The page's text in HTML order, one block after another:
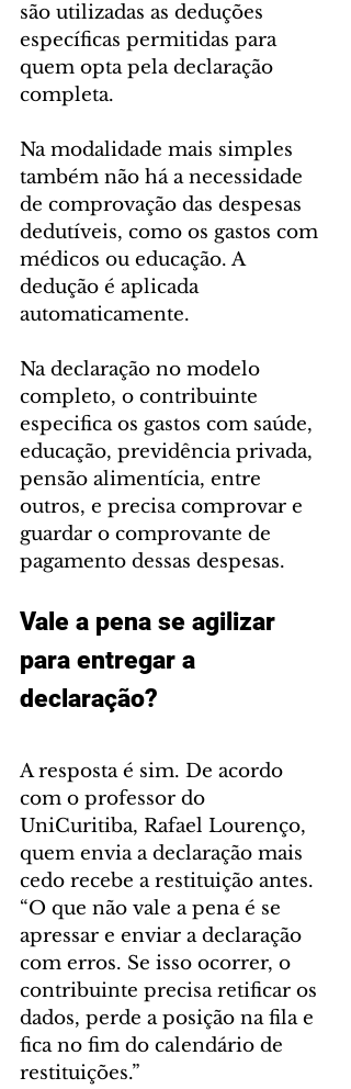
são utilizadas as deduções
específicas permitidas para
quem opta pela declaração
completa.
Na modalidade mais simples
também não há a necessidade
de comprovação das despesas
dedutíveis, como os gastos com
médicos ou educação. A
dedução é aplicada
automaticamente.
Na declaração no modelo
completo, o contribuinte
especifica os gastos com saúde,
educação, previdência privada,
pensão alimentícia, entre
outros, e precisa comprovar e
guardar o comprovante de
pagamento dessas despesas.
Vale a pena se agilizar
para entregar a
declaração?
A resposta é sim. De acordo
com o professor do
UniCuritiba, Rafael Lourenço,
quem envia a declaração mais
cedo recebe a restituição antes.
“O que não vale a pena é se
apressar e enviar a declaração
com erros. Se isso ocorrer, o
contribuinte precisa retificar os
dados, perde a posição na fila e
fica no fim do calendário de
restituições.”